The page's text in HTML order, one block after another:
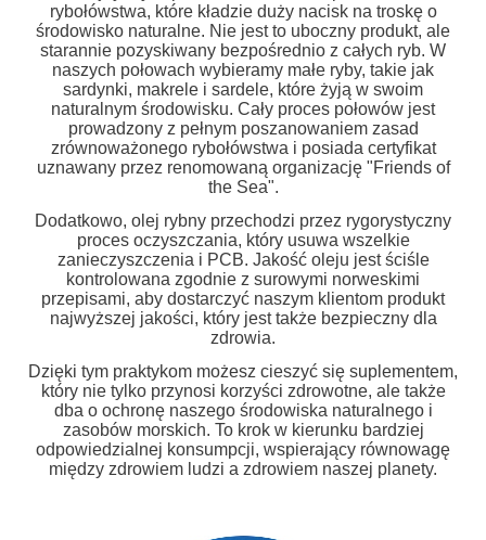
rybołówstwa, które kładzie duży nacisk na troskę o
środowisko naturalne. Nie jest to uboczny produkt, ale
starannie pozyskiwany bezpośrednio z całych ryb. W
naszych połowach wybieramy małe ryby, takie jak
sardynki, makrele i sardele, które żyją w swoim
naturalnym środowisku. Cały proces połowów jest
prowadzony z pełnym poszanowaniem zasad
zrównoważonego rybołówstwa i posiada certyfikat
uznawany przez renomowaną organizację "Friends of
the Sea".
Dodatkowo, olej rybny przechodzi przez rygorystyczny
proces oczyszczania, który usuwa wszelkie
zanieczyszczenia i PCB. Jakość oleju jest ściśle
kontrolowana zgodnie z surowymi norweskimi
przepisami, aby dostarczyć naszym klientom produkt
najwyższej jakości, który jest także bezpieczny dla
zdrowia.
Dzięki tym praktykom możesz cieszyć się suplementem,
który nie tylko przynosi korzyści zdrowotne, ale także
dba o ochronę naszego środowiska naturalnego i
zasobów morskich. To krok w kierunku bardziej
odpowiedzialnej konsumpcji, wspierający równowagę
między zdrowiem ludzi a zdrowiem naszej planety.